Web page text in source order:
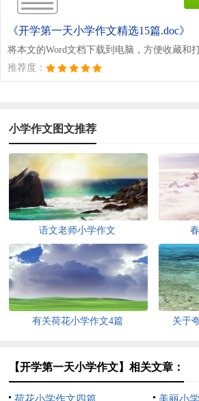
《开学第一天小学作文精选15篇.doc》
将本文的Word文档下载到电脑，方便收藏和
推荐度：
小学作文图文推荐
语文老师小学作文
有关荷花小学作文4篇 关于
【开学第一天小学作文】相关文章：
荷花小学作文四篇 美丽小